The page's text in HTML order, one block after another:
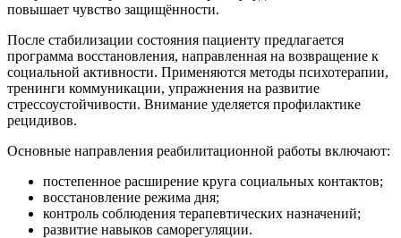
повышает чувство защищённости.
После стабилизации состояния пациенту предлагается
программа восстановления, направленная на возвращение к
социальной активности. Применяются методы психотерапии,
тренинги коммуникации, упражнения на развитие
стрессоустойчивости. Внимание уделяется профилактике
рецидивов.
Основные направления реабилитационной работы включают:
постепенное расширение круга социальных контактов;
восстановление режима дня;
контроль соблюдения терапевтических назначений;
развитие навыков саморегуляции.